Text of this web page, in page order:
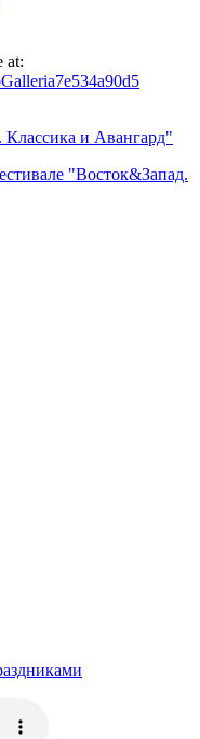
at:
Классика и Авангард"
"Восток&Запад.